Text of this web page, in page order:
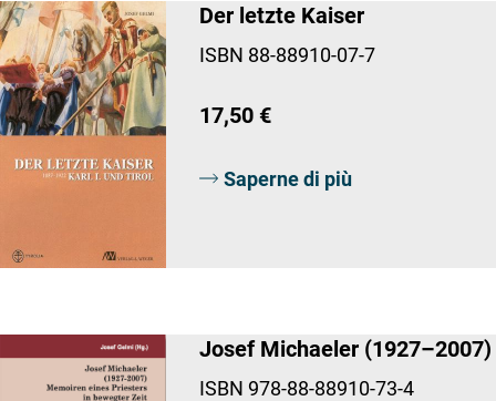
Der letzte Kaiser
ISBN 88-88910-07-7
17,50 €
Saperne di più
Josef Michaeler (1927–2007)
ISBN 978-88-88910-73-4